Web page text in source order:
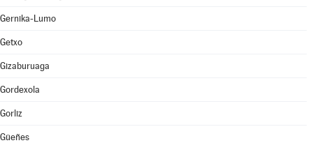
Gernika-Lumo
Getxo
Gizaburuaga
Gordexola
Gorliz
Güeñes